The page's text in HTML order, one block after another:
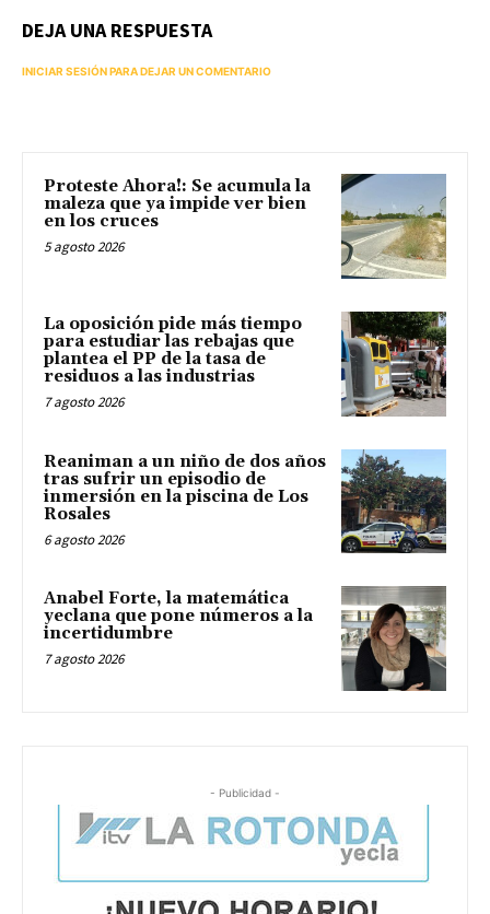
DEJA UNA RESPUESTA
INICIAR SESIÓN PARA DEJAR UN COMENTARIO
Proteste Ahora!: Se acumula la
maleza que ya impide ver bien
en los cruces
5 agosto 2026
La oposición pide más tiempo
para estudiar las rebajas que
plantea el PP de la tasa de
residuos a las industrias
7 agosto 2026
Reaniman a un niño de dos años
tras sufrir un episodio de
inmersión en la piscina de Los
Rosales
6 agosto 2026
Anabel Forte, la matemática
yeclana que pone números a la
incertidumbre
7 agosto 2026
- Publicidad -